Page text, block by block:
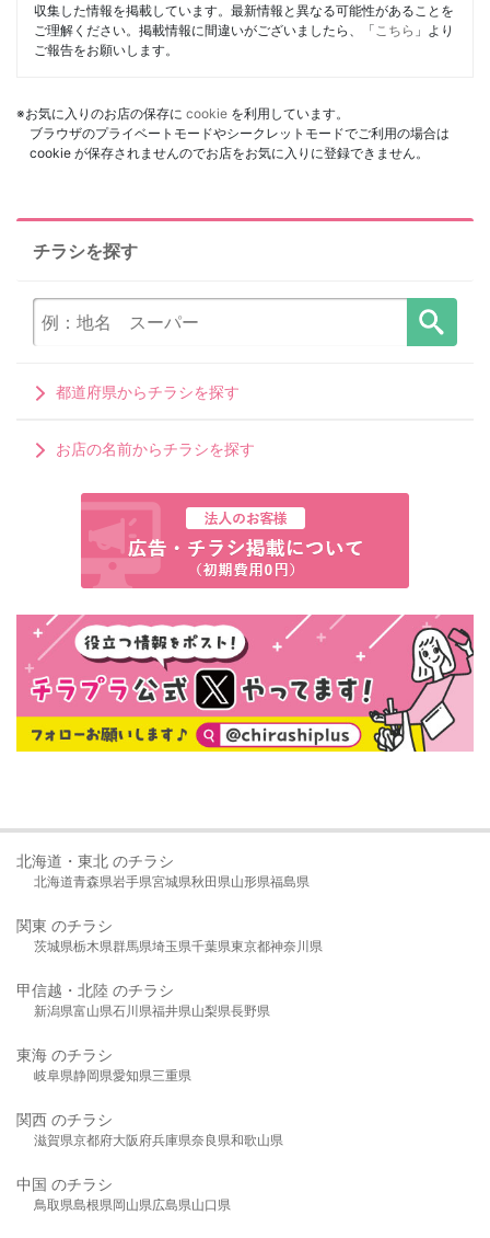
収集した情報を掲載しています。最新情報と異なる可能性があることを
ご理解ください。掲載情報に間違いがございましたら、「 こちら 」より
ご報告をお願いします。
※お気に入りのお店の保存に cookie を利用しています。
ブラウザのプライベートモードやシークレットモードでご利用の場合は
cookie が保存されませんのでお店をお気に入りに登録できません。
チラシを探す
都道府県からチラシを探す
お店の名前からチラシを探す
北海道・東北 のチラシ
北海道青森県岩手県宮城県秋田県山形県福島県
関東 のチラシ
茨城県栃木県群馬県埼玉県千葉県東京都神奈川県
甲信越・北陸 のチラシ
新潟県富山県石川県福井県山梨県長野県
東海 のチラシ
岐阜県静岡県愛知県三重県
関西 のチラシ
滋賀県京都府大阪府兵庫県奈良県和歌山県
中国 のチラシ
鳥取県島根県岡山県広島県山口県